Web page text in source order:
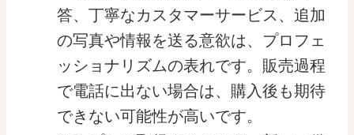
答、丁寧なカスタマーサービス、追加
の写真や情報を送る意欲は、プロフェ
ッショナリズムの表れです。販売過程
で電話に出ない場合は、購入後も期待
できない可能性が高いです。